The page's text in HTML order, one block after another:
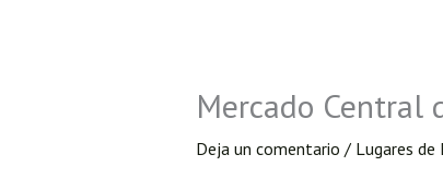
Mercado Central
Deja un comentario / Lugares de